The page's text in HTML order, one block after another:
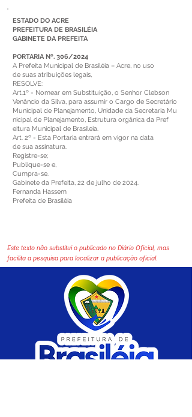
ESTADO DO ACRE
PREFEITURA DE BRASILÉIA
GABINETE DA PREFEITA
PORTARIA Nº. 306/2024
A Prefeita Municipal de Brasiléia – Acre, no uso
de suas atribuições legais,
RESOLVE:
Art.1º - Nomear em Substituição, o Senhor Clebson
Venâncio da Silva, para assumir o Cargo de Secretário
Municipal de Planejamento, Unidade da Secretaria Mu
nicipal de Planejamento, Estrutura orgânica da Pref
eitura Municipal de Brasileia.
Art. 2º - Esta Portaria entrará em vigor na data
de sua assinatura.
Registre-se;
Publique-se e,
Cumpra-se.
Gabinete da Prefeita, 22 de julho de 2024.
Fernanda Hassem
Prefeita de Brasiléia
Este texto não substitui o publicado no Diário Oficial, mas
facilita a pesquisa para localizar a publicação oficial.